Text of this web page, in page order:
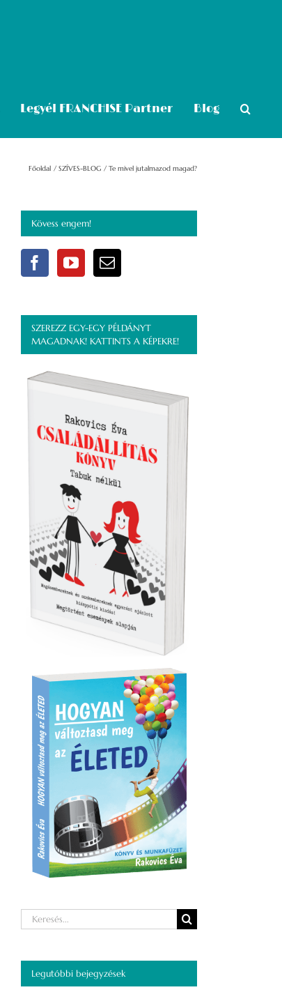
Legyél FRANCHISE Partner Blog
Főoldal SZÍVES-BLOG Te mivel jutalmazod magad?
Kövess engem!
SZEREZZ EGY-EGY PÉLDÁNYT
MAGADNAK! KATTINTS A KÉPEKRE!
Keresés...
Legutóbbi bejegyzések